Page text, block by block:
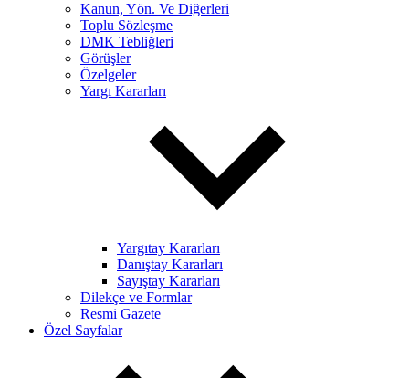
Kanun, Yön. Ve Diğerleri
Toplu Sözleşme
DMK Tebliğleri
Görüşler
Özelgeler
Yargı Kararları
Yargıtay Kararları
Danıştay Kararları
Sayıştay Kararları
Dilekçe ve Formlar
Resmi Gazete
Özel Sayfalar